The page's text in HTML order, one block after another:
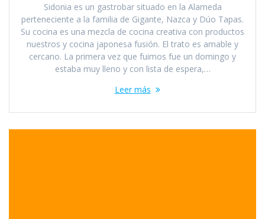
Sidonia es un gastrobar situado en la Alameda
perteneciente a la familia de Gigante, Nazca y Dúo Tapas.
Su cocina es una mezcla de cocina creativa con productos
nuestros y cocina japonesa fusión. El trato es amable y
cercano. La primera vez que fuimos fue un domingo y
estaba muy lleno y con lista de espera,…
Leer más